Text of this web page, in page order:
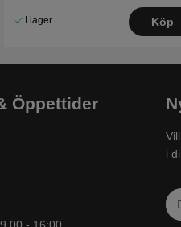
I lager Köp
Öppettider
- 16:00
i